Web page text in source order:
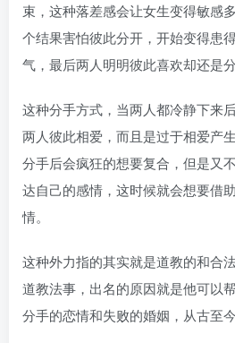
束，这种落差感会让女生变得敏感
个结果害怕彼此分开，开始变得患
气，最后两人明明彼此喜欢却还是分
这种分手方式，当两人都冷静下来
两人彼此相爱，而且是过于相爱产
分手后会疯狂的想要复合，但是又
达自己的感情，这时候就会想要借
情。
这种外力指的其实就是道教的和合
道教法事，出名的原因就是他可以
分手的恋情和失败的婚姻，从古至